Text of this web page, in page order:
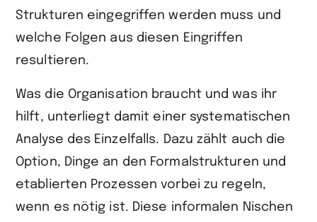
Strukturen eingegriffen werden muss und
welche Folgen aus diesen Eingriffen
resultieren.
Was die Organisation braucht und was ihr
hilft, unterliegt damit einer systematischen
Analyse des Einzelfalls. Dazu zählt auch die
Option, Dinge an den Formalstrukturen und
etablierten Prozessen vorbei zu regeln,
wenn es nötig ist. Diese informalen Nischen